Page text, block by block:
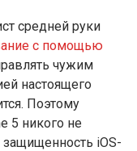
средней руки
с помощью
чужим
настоящего
Поэтому
5 никого не
iOS-